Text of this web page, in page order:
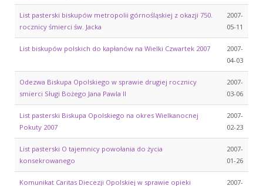
List pasterski biskupów metropolii górnośląskiej z okazji 750.
rocznicy śmierci św. Jacka
2007-
05-11
List biskupów polskich do kapłanów na Wielki Czwartek 2007
2007-
04-03
Odezwa Biskupa Opolskiego w sprawie drugiej rocznicy
smierci Sługi Bożego Jana Pawla II
2007-
03-06
List pasterski Biskupa Opolskiego na okres Wielkanocnej
Pokuty 2007
2007-
02-23
List pasterski O tajemnicy powołania do życia
konsekrowanego
2007-
01-26
Komunikat Caritas Diecezji Opolskiej w sprawie opieki
2007-